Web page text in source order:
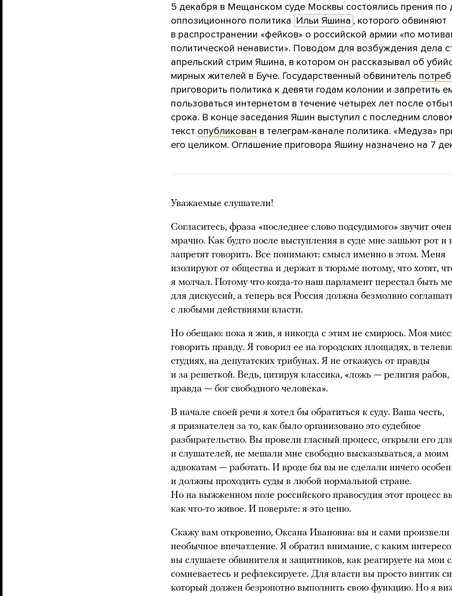
5 декабря в Мещанском суде Москвы состоялись прения по
оппозиционного политика Ильи Яшина , которого обвиняют
в распространении «фейков» о российской армии «по
политической ненависти». Поводом для возбуждения дела
апрельский стрим Яшина, в котором он рассказывал об
мирных жителей в Буче. Государственный обвинитель
приговорить политика к девяти годам колонии и запретить
пользоваться интернетом в течение четырех лет после
срока. В конце заседания Яшин выступил с последним
текст опубликован в телеграм-канале политика. «Медуза»
его целиком. Оглашение приговора Яшину назначено на 7
Уважаемые слушатели!
Согласитесь, фраза «последнее слово подсудимого» звучит
мрачно. Как будто после выступления в суде мне зашьют рот и
запретят говорить. Все понимают: смысл именно в этом. Меня
изолируют от общества и держат в тюрьме потому, что хотят,
я молчал. Потому что когда-то наш парламент перестал быть
для дискуссий, а теперь вся Россия должна безмолвно
с любыми действиями власти.
Но обещаю: пока я жив, я никогда с этим не смирюсь. Моя
говорить правду. Я говорил ее на городских площадях, в
студиях, на депутатских трибунах. Я не откажусь от правды
и за решеткой. Ведь, цитируя классика, «ложь — религия рабов,
правда — бог свободного человека».
В начале своей речи я хотел бы обратиться к суду. Ваша честь,
я признателен за то, как было организовано это судебное
разбирательство. Вы провели гласный процесс, открыли его
и слушателей, не мешали мне свободно высказываться, а моим
адвокатам — работать. И вроде бы вы не сделали ничего
и должны проходить суды в любой нормальной стране.
Но на выжженном поле российского правосудия этот процесс
как что-то живое. И поверьте: я это ценю.
Скажу вам откровенно, Оксана Ивановна: вы и сами произвели
необычное впечатление. Я обратил внимание, с каким
вы слушаете обвинителя и защитников, как реагируете на мои
сомневаетесь и рефлексируете. Для власти вы просто винтик
который должен безропотно выполнить свою функцию. Но я